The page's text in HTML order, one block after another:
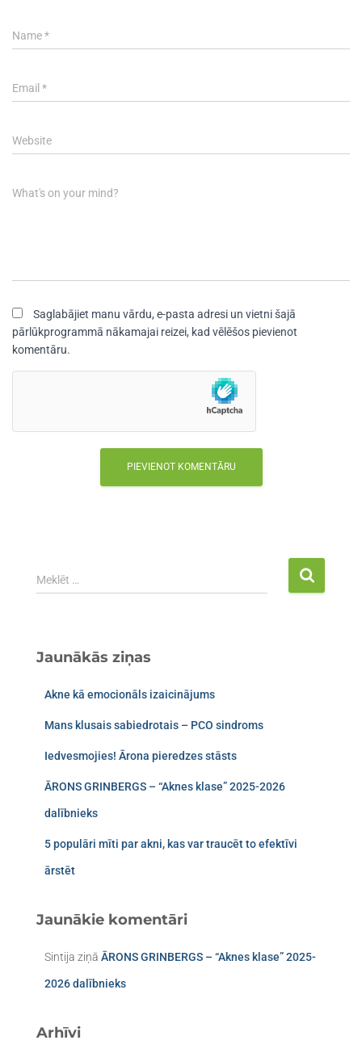
Name*
Email *
Website
What's on your mind?
Saglabājiet manu vārdu, e-pasta adresi un vietni šajā
pārlūkprogrammā nākamajai reizei, kad vēlēšos pievienot
komentāru.
Meklēt …
Jaunākās ziņas
Akne kā emocionāls izaicinājums
Mans klusais sabiedrotais – PCO sindroms​
Iedvesmojies! Ārona pieredzes stāsts
ĀRONS GRINBERGS – “Aknes klase” 2025-2026
dalībnieks
5 populāri mīti par akni, kas var traucēt to efektīvi
ārstēt
Jaunākie komentāri
Sintija ziņā ĀRONS GRINBERGS – “Aknes klase” 2025-
2026 dalībnieks
Arhīvi